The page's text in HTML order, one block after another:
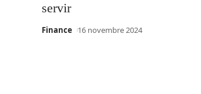
servir
Finance 16 novembre 2024